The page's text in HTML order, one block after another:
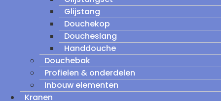
Glijstang
Douchekop
Doucheslang
Handdouche
Douchebak
Profielen & onderdelen
Inbouw elementen
Kranen